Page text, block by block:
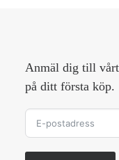
Anmäl dig till vårt
på ditt första köp.